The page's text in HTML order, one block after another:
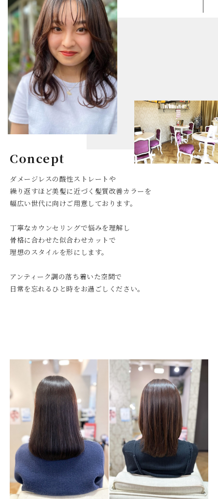
Concept
ダメージレスの酸性ストレートや
繰り返すほど美髪に近づく髪質改善カラーを
幅広い世代に向けご用意しております。
丁寧なカウンセリングで悩みを理解し
骨格に合わせた似合わせカットで
理想のスタイルを形にします。
アンティーク調の落ち着いた空間で
日常を忘れるひと時をお過ごしください。